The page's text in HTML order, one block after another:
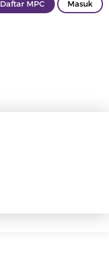
Daftar MPC Masuk